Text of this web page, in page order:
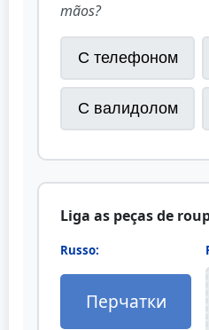
mãos?
С телефоном
С валидолом
Liga as peças de
Russo:
Перчатки